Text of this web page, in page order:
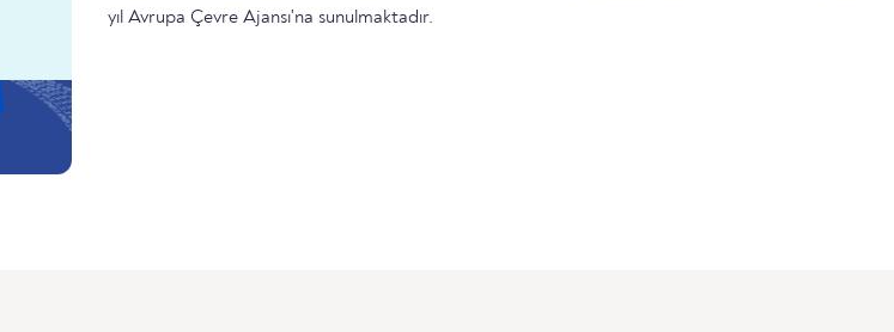
yıl Avrupa Çevre Ajansı'na sunulmaktadır.